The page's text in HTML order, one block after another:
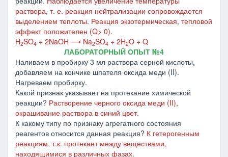
раствора, т. е. реакция нейтрализации сопровождается
выделением теплоты. Реакция экзотермическая, тепловой
эффект положителен (Q> 0).
H2SO4 + 2NaOH ⟶ Na2SO4 + 2H2O + Q
ЛАБОРАТОРНЫЙ ОПЫТ №4
Наливаем в пробирку 3 мл раствора серной кислоты,
добавляем на кончике шпателя оксида меди (II).
Нагреваем пробирку.
Какой признак указывает на протекание химической
реакции? Растворение черного оксида меди (II),
окрашивание раствора в синий цвет.
К какому типу по признаку агрегатного состояния
реагентов относится данная реакция? К гетерогенным
реакциям, т.к. протекает между веществами,
находящимися в различных фазах.